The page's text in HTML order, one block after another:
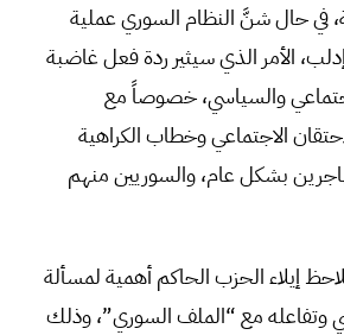
في حال شنَّ النظام السوري عملية
الأمر الذي سيثير ردة فعل غاضبة
والسياسي، خصوصاً مع
الاجتماعي وخطاب الكراهية
بشكل عام، والسوريين منهم
إيلاء الحزب الحاكم أهمية لمسألة
وتفاعله مع “الملف السوري”، وذلك